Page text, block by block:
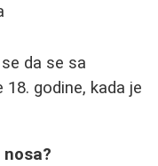
da se sa
godine, kada je